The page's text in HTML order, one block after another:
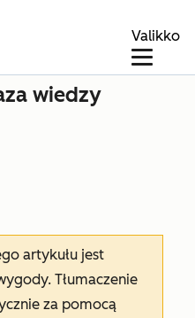
Valikko
wiedzy
artykułu jest
Tłumaczenie
za pomocą